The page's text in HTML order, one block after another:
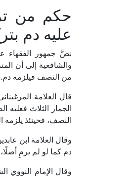
حكم من
عليه دم
نصَّ جمهور الفقهاء
والشافعية إلى أن
من النصف فيلزمه دم.
الجمار الثلاث
النصف، فحينئذ يلزمه
دم كما لو لم يرمِ